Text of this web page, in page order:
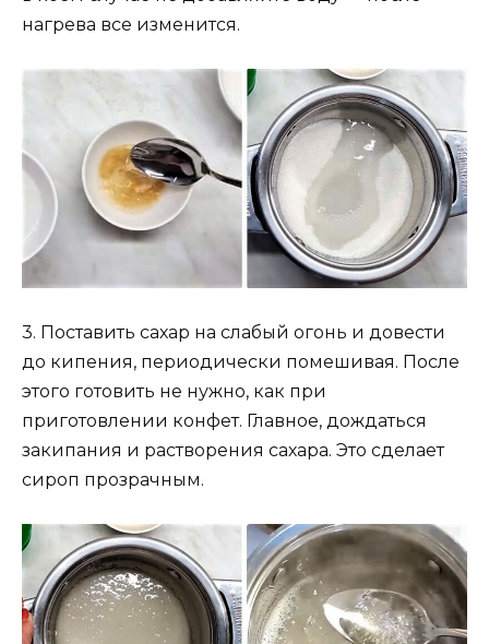
нагрева все изменится.
3. Поставить сахар на слабый огонь и довести
до кипения, периодически помешивая. После
этого готовить не нужно, как при
приготовлении конфет. Главное, дождаться
закипания и растворения сахара. Это сделает
сироп прозрачным.